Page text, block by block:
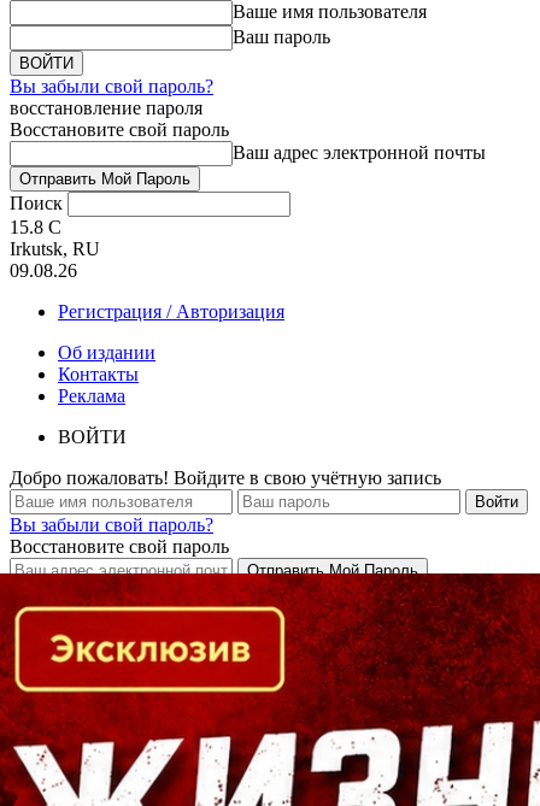
Ваше имя пользователя
Ваш пароль
Вы забыли свой пароль?
восстановление пароля
Восстановите свой пароль
Ваш адрес электронной почты
Поиск
15.8 C
Irkutsk, RU
09.08.26
Регистрация / Авторизация
Об издании
Контакты
Реклама
ВОЙТИ
Добро пожаловать! Войдите в свою учётную запись
Вы забыли свой пароль?
Восстановите свой пароль
Кто есть кто в Байкальском регионе